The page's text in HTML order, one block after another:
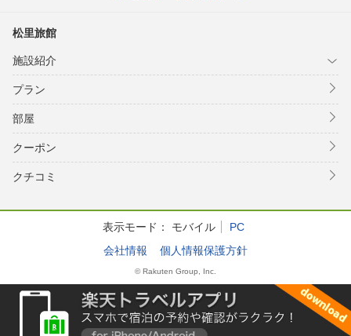
松里旅館
施設紹介
プラン
部屋
クーポン
クチコミ
表示モード： モバイル
PC
会社情報
個人情報保護方針
© Rakuten Group, Inc.